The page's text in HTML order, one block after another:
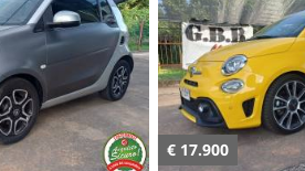
€ 25.800